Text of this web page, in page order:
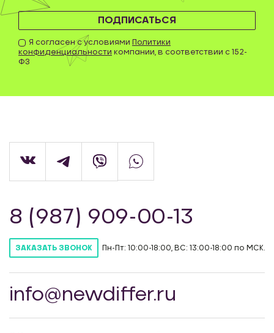
ПОДПИСАТЬСЯ
Я согласен с условиями Политики
конфиденциальности компании, в соответствии с 152-
ФЗ
8 (987) 909-00-13
ЗАКАЗАТЬ ЗВОНОК Пн-Пт: 10:00-18:00, ВС: 13:00-18:00 по МСК.
info@newdiffer.ru